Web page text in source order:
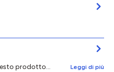
prodotto...
Leggi di più